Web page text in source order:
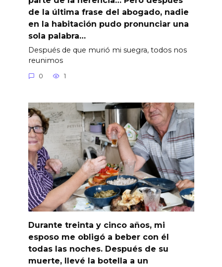
de la última frase del abogado, nadie
en la habitación pudo pronunciar una
sola palabra…
Después de que murió mi suegra, todos nos
reunimos
0 1
Durante treinta y cinco años, mi
esposo me obligó a beber con él
todas las noches. Después de su
muerte, llevé la botella a un